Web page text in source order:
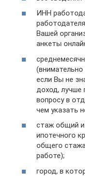
ИНН
Вашей
анкеты
(внимательно
если Вы не
доход, лучше
вопросу в
чем указать
стаж общий и
ипотечного
общего
работе);
город, в